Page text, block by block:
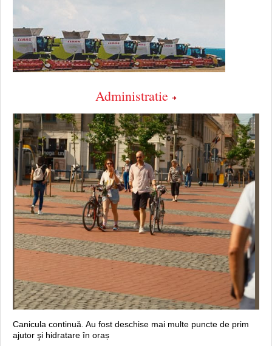
Administratie
Canicula continuă. Au fost deschise mai multe puncte de prim
ajutor şi hidratare în oraș